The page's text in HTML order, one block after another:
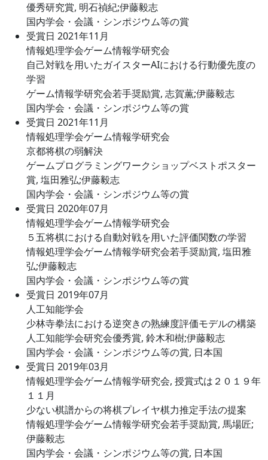
優秀研究賞, 明石禎紀;伊藤毅志
国内学会・会議・シンポジウム等の賞
受賞日 2021年11月
情報処理学会ゲーム情報学研究会
自己対戦を用いたガイスターAIにおける行動優先度の
学習
ゲーム情報学研究会若手奨励賞, 志賀薫;伊藤毅志
国内学会・会議・シンポジウム等の賞
受賞日 2021年11月
情報処理学会ゲーム情報学研究会
京都将棋の弱解決
ゲームプログラミングワークショップベストポスター
賞, 塩田雅弘;伊藤毅志
国内学会・会議・シンポジウム等の賞
受賞日 2020年07月
情報処理学会ゲーム情報学研究会
５五将棋における自動対戦を用いた評価関数の学習
情報処理学会ゲーム情報学研究会若手奨励賞, 塩田雅
弘;伊藤毅志
国内学会・会議・シンポジウム等の賞
受賞日 2019年07月
人工知能学会
少林寺拳法における逆突きの熟練度評価モデルの構築
人工知能学会研究会優秀賞, 鈴木和樹;伊藤毅志
国内学会・会議・シンポジウム等の賞, 日本国
受賞日 2019年03月
情報処理学会ゲーム情報学研究会, 授賞式は２０１９年
１１月
少ない棋譜からの将棋プレイヤ棋力推定手法の提案
情報処理学会ゲーム情報学研究会若手奨励賞, 馬場匠;
伊藤毅志
国内学会・会議・シンポジウム等の賞, 日本国